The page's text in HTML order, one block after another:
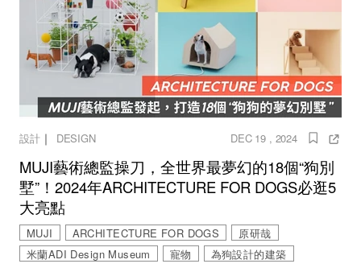
設計｜ DESIGN DEC 19 , 2024
MUJI藝術總監操刀，全世界最夢幻的18個“狗別
墅”！2024年ARCHITECTURE FOR DOGS必逛5
大亮點
MUJI ARCHITECTURE FOR DOGS
原研哉
米蘭ADI Design Museum
寵物 為狗設計的建築